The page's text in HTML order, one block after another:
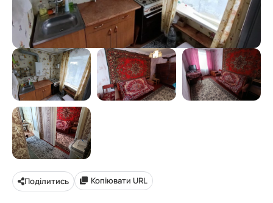
Поділитись Копіювати URL